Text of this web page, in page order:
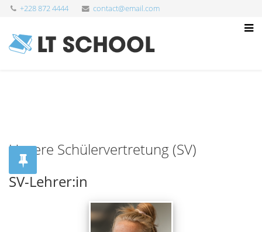
+228 872 4444 contact@email.com
Unsere Schülervertretung (SV)
SV-Lehrer:in